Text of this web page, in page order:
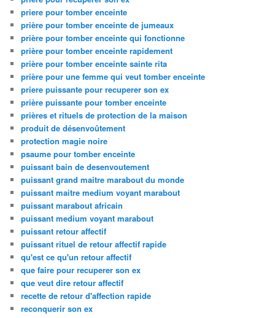
priere pour tomber enceinte
prière pour tomber enceinte de jumeaux
prière pour tomber enceinte qui fonctionne
prière pour tomber enceinte rapidement
prière pour tomber enceinte sainte rita
prière pour une femme qui veut tomber enceinte
priere puissante pour recuperer son ex
prière puissante pour tomber enceinte
prières et rituels de protection de la maison
produit de désenvoûtement
protection magie noire
psaume pour tomber enceinte
puissant bain de desenvoutement
puissant grand maitre marabout du monde
puissant maitre medium voyant marabout
puissant marabout africain
puissant medium voyant marabout
puissant retour affectif
puissant rituel de retour affectif rapide
qu'est ce qu'un retour affectif
que faire pour recuperer son ex
que veut dire retour affectif
recette de retour d'affection rapide
reconquerir son ex